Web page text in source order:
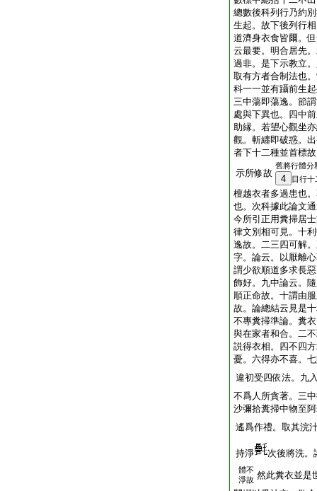
總數後科列行乃約
生起。故下後列行
道濟身衣食皆爾。
云最要。明合居先
過非。是下示教立
取有方者合制法也
科一一並有躡前生
三中蕩即蕩逸。節
處與下異也。四中
助縁。若望心觀坐
觀。斬纒即破惑。
者下十二種並首標
示所修故
舊將行體分
4 目行十
檀越衣者多過患也
也。次科據此論文
今所引正用糞掃居
律文別相可見。十
逸故。二三四可解
字。論云。以厭離
謂少欲順道多求長
飾好。九中論云。
順正命故。十謂由
故。論總結云見是
不專糞掃準論。糞
與在家者和合。二
説得衣相。四不四
憂。六得亦不喜。
違初受四依法。九
不爲人所貪著。三
沙彌拾糞掃中物至
遙爲作禮。取其浣
持淨 次後將洗。
體不
淨故 然此糞衣並是